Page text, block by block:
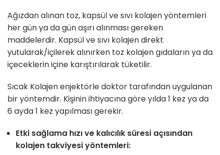
Ağızdan alınan toz, kapsül ve sıvı kolajen yöntemleri
her gün ya da gün aşırı alınması gereken
maddelerdir. Kapsül ve sıvı kolajen direkt
yutularak/içilerek alınırken toz kolajen gıdaların ya da
içeceklerin içine karıştırılarak tüketilir.
Sıcak Kolajen enjektörle doktor tarafından uygulanan
bir yöntemdir. Kişinin ihtiyacına göre yılda 1 kez ya da
6 ayda 1 kez yapılması gerekir.
Etki sağlama hızı ve kalıcılık süresi açısından
kolajen takviyesi yöntemleri: